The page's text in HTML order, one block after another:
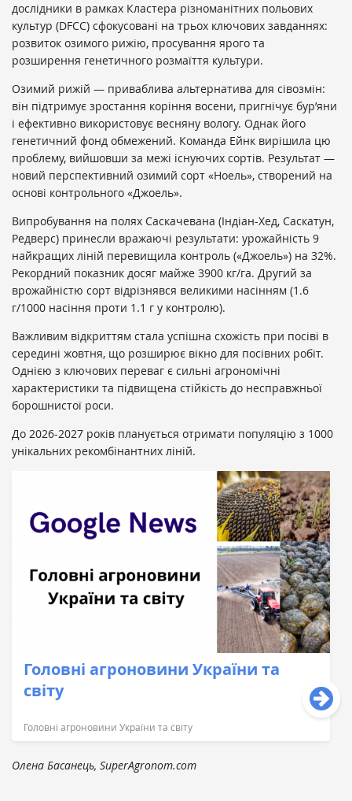
дослідники в рамках Кластера різноманітних польових
культур (DFCC) сфокусовані на трьох ключових завданнях:
розвиток озимого рижію, просування ярого та
розширення генетичного розмаїття культури.
Озимий рижій — приваблива альтернатива для сівозмін:
він підтримує зростання коріння восени, пригнічує бур’яни
і ефективно використовує весняну вологу. Однак його
генетичний фонд обмежений. Команда Ейнк вирішила цю
проблему, вийшовши за межі існуючих сортів. Результат —
новий перспективний озимий сорт «Ноель», створений на
основі контрольного «Джоель».
Випробування на полях Саскачевана (Індіан-Хед, Саскатун,
Редверс) принесли вражаючі результати: урожайність 9
найкращих ліній перевищила контроль («Джоель») на 32%.
Рекордний показник досяг майже 3900 кг/га. Другий за
врожайністю сорт відрізнявся великими насінням (1.6
г/1000 насіння проти 1.1 г у контролю).
Важливим відкриттям стала успішна схожість при посіві в
середині жовтня, що розширює вікно для посівних робіт.
Однією з ключових переваг є сильні агрономічні
характеристики та підвищена стійкість до несправжньої
борошнистої роси.
До 2026-2027 років планується отримати популяцію з 1000
унікальних рекомбінантних ліній.
Головні агроновини України та
світу
Головні агроновини України та світу
Олена Басанець, SuperAgronom.com